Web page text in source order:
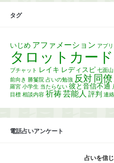
タグ
いじめ アファメーション アプリ
タロットカード
ブチャット レイキ レディスピ 七面山
前向き 勝鬘院 占いの勉強 反対 同僚
羅宮 小学生 当たらない 彼と音信不通
目標 相談内容 祈祷芸能人 評判 連絡
電話占いアンケート
占いを信